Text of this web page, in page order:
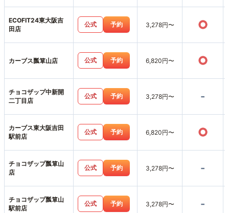
ECOFIT24東大阪吉
田店
公式 予約 3,278円〜 ○
カーブス瓢箪山店 公式 予約 6,820円〜 ○
チョコザップ中新開
二丁目店
公式 予約 3,278円〜 -
カーブス東大阪吉田
駅前店
公式 予約 6,820円〜 ○
チョコザップ瓢箪山
店
公式 予約 3,278円〜 -
チョコザップ瓢箪山
駅前店
公式 予約 3,278円〜 -